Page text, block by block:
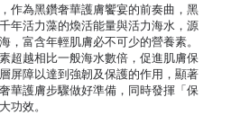
作為黑鑽奢華護膚饗宴的前奏曲，黑
年活力藻的煥活能量與活力海水，源
，富含年輕肌膚必不可少的營養素。
超越相比一般海水數倍，促進肌膚保
屏障以達到強韌及保護的作用，顯著
華護膚步驟做好準備，同時發揮「保
功效。